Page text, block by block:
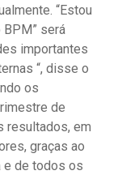
“Estou
BPM” será
importantes
“, disse o
os
de
resultados, em
graças ao
e de todos os